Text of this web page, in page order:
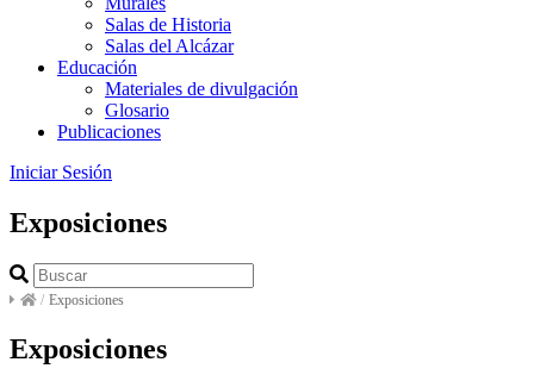
Salas de Historia
Salas del Alcázar
Educación
Materiales de divulgación
Glosario
Publicaciones
Iniciar Sesión
Exposiciones
/ Exposiciones
Exposiciones